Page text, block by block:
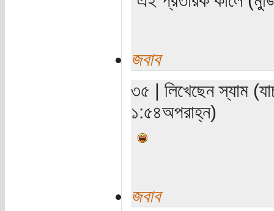
জবাব
৩৫ | লিখেছেন স্যাম
১:৫৪অপরাহ্ন)
জবাব